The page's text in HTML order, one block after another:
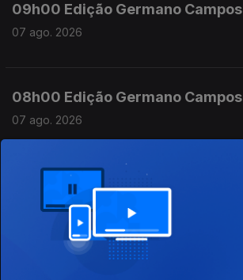
09h00 Edição Germano Campos
07 ago. 2026
08h00 Edição Germano Campos
07 ago. 2026
07h00 Edição Germano Campos
07 ago. 2026